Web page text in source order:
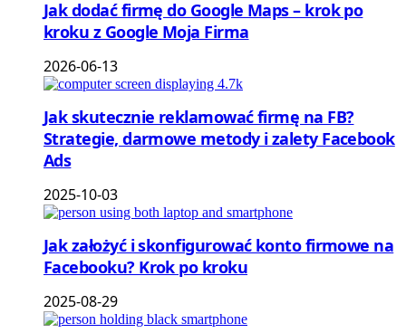
Jak dodać firmę do Google Maps – krok po
kroku z Google Moja Firma
2026-06-13
Jak skutecznie reklamować firmę na FB?
Strategie, darmowe metody i zalety Facebook
Ads
2025-10-03
Jak założyć i skonfigurować konto firmowe na
Facebooku? Krok po kroku
2025-08-29